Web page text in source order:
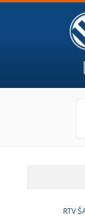
RTV